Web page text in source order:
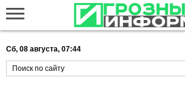
Сб, 08 августа, 07:44